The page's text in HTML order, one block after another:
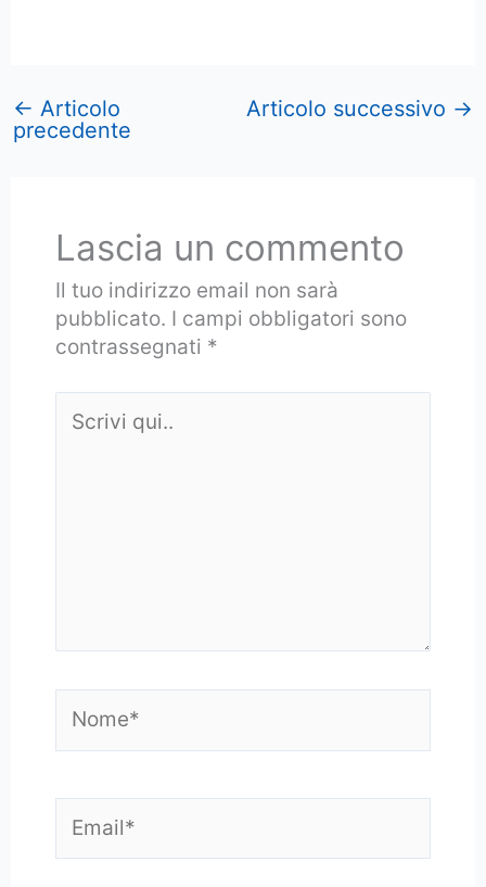
← Articolo
precedente
Articolo successivo →
Lascia un commento
Il tuo indirizzo email non sarà
pubblicato. I campi obbligatori sono
contrassegnati *
qui..